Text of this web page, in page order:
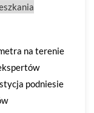
na terenie
podniesie